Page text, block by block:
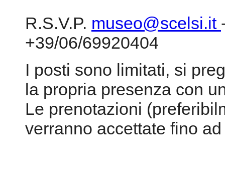
R.S.V.P. museo@scelsi.it
+39/06/69920404
I posti sono limitati, si
la propria presenza con
Le prenotazioni
verranno accettate fino